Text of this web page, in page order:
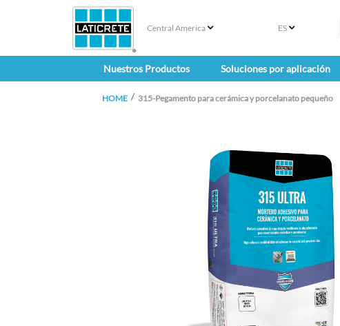
Central America ES
Nuestros Productos Soluciones por aplicación
HOME 315-Pegamento para cerámica y porcelanato pequeño